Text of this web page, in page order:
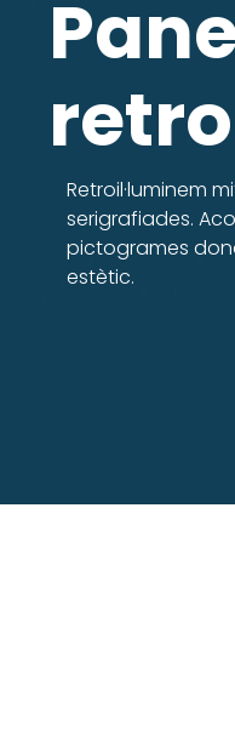
Retroil·luminem
serigrafiades.
pictogrames
estètic.